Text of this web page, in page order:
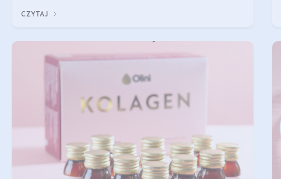
regularnością stosowania.
CZYTAJ